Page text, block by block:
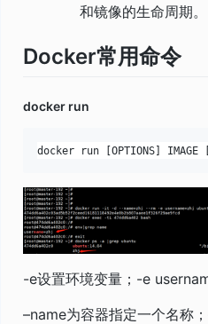
和镜像的生命周期。
Docker常用命令
docker run
-e设置环境变量；-e
–name为容器指定一个名称